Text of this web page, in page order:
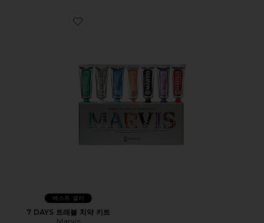
Favorite 7 DAYS 트래블 치약 키트
베스트 셀러
7 DAYS 트래블 치약 키트
Marvis